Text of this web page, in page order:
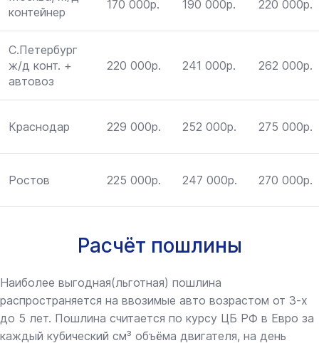
контейнер
170 000р. 190 000р. 220 000р.
С.Петербург
ж/д конт. +
автовоз
220 000р. 241 000р. 262 000р.
Краснодар 229 000р. 252 000р. 275 000р.
Ростов 225 000р. 247 000р. 270 000р.
Расчёт пошлины
Наиболее выгодная(льготная) пошлина
распространяется на ввозимые авто возрастом от 3-х
до 5 лет. Пошлина считается по курсу ЦБ РФ в Евро за
каждый кубический см³ объёма двигателя, на день